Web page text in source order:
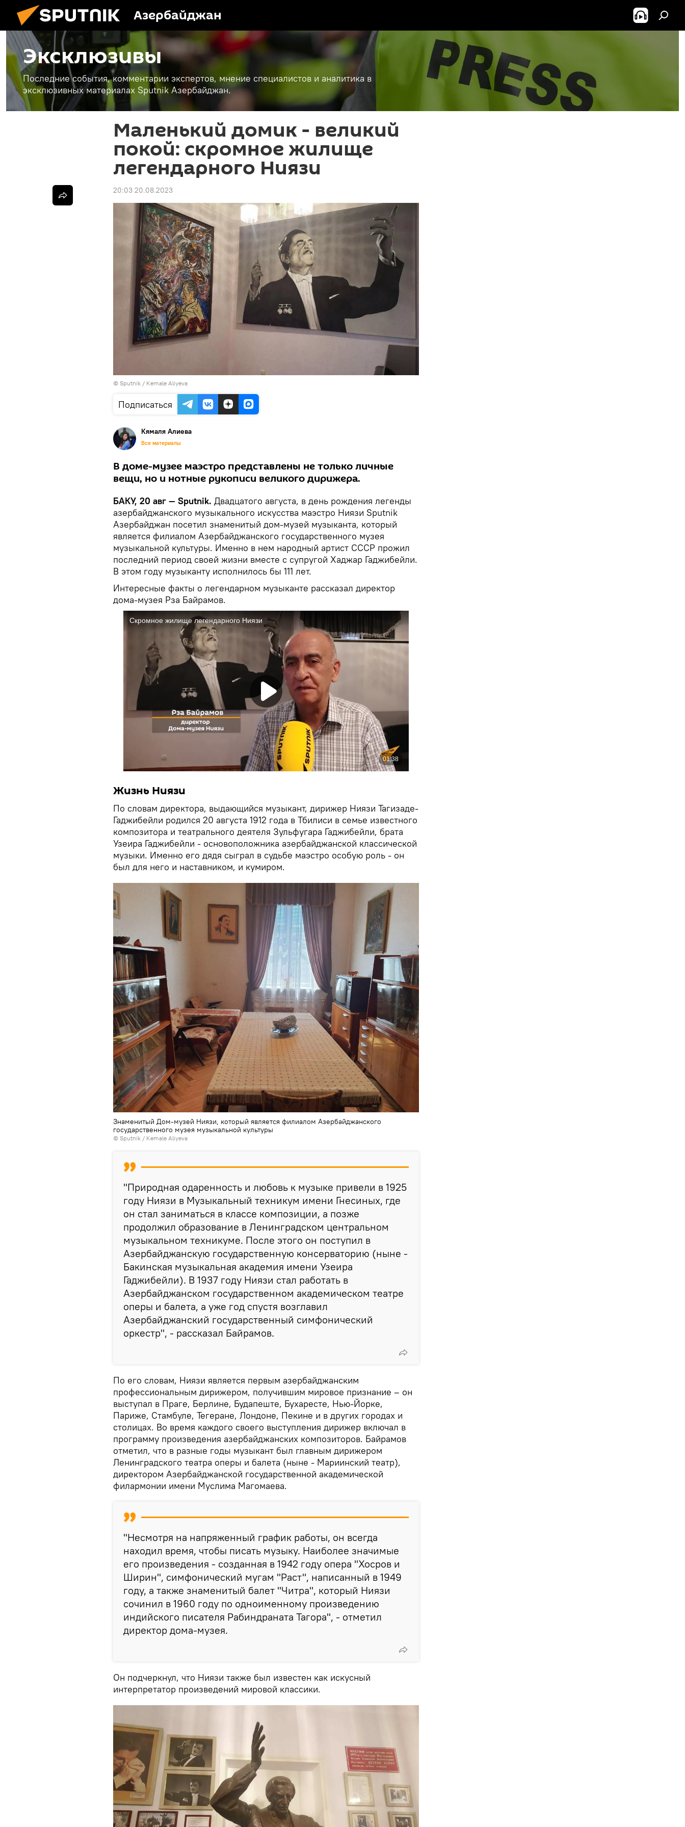
Азербайджан
Эксклюзивы
Последние события, комментарии экспертов, мнение специалистов и аналитика в
эксклюзивных материалах Sputnik Азербайджан.
Маленький домик - великий
покой: скромное жилище
легендарного Ниязи
20:03 20.08.2023
© Sputnik / Kemale Aliyeva
Подписаться
Кямаля Алиева
Все материалы
В доме-музее маэстро представлены не только личные
вещи, но и нотные рукописи великого дирижера.
БАКУ, 20 авг — Sputnik. Двадцатого августа, в день рождения легенды
азербайджанского музыкального искусства маэстро Ниязи Sputnik
Азербайджан посетил знаменитый дом-музей музыканта, который
является филиалом Азербайджанского государственного музея
музыкальной культуры. Именно в нем народный артист СССР прожил
последний период своей жизни вместе с супругой Хаджар Гаджибейли.
В этом году музыканту исполнилось бы 111 лет.
Интересные факты о легендарном музыканте рассказал директор
дома-музея Рза Байрамов.
Жизнь Ниязи
По словам директора, выдающийся музыкант, дирижер Ниязи Тагизаде-
Гаджибейли родился 20 августа 1912 года в Тбилиси в семье известного
композитора и театрального деятеля Зульфугара Гаджибейли, брата
Узеира Гаджибейли - основоположника азербайджанской классической
музыки. Именно его дядя сыграл в судьбе маэстро особую роль - он
был для него и наставником, и кумиром.
Знаменитый Дом-музей Ниязи, который является филиалом Азербайджанского
государственного музея музыкальной культуры
© Sputnik / Kemale Aliyeva
"Природная одаренность и любовь к музыке привели в 1925
году Ниязи в Музыкальный техникум имени Гнесиных, где
он стал заниматься в классе композиции, а позже
продолжил образование в Ленинградском центральном
музыкальном техникуме. После этого он поступил в
Азербайджанскую государственную консерваторию (ныне -
Бакинская музыкальная академия имени Узеира
Гаджибейли). В 1937 году Ниязи стал работать в
Азербайджанском государственном академическом театре
оперы и балета, а уже год спустя возглавил
Азербайджанский государственный симфонический
оркестр", - рассказал Байрамов.
По его словам, Ниязи является первым азербайджанским
профессиональным дирижером, получившим мировое признание – он
выступал в Праге, Берлине, Будапеште, Бухаресте, Нью-Йорке,
Париже, Стамбуле, Тегеране, Лондоне, Пекине и в других городах и
столицах. Во время каждого своего выступления дирижер включал в
программу произведения азербайджанских композиторов. Байрамов
отметил, что в разные годы музыкант был главным дирижером
Ленинградского театра оперы и балета (ныне - Мариинский театр),
директором Азербайджанской государственной академической
филармонии имени Муслима Магомаева.
"Несмотря на напряженный график работы, он всегда
находил время, чтобы писать музыку. Наиболее значимые
его произведения - созданная в 1942 году опера "Хосров и
Ширин", симфонический мугам "Раст", написанный в 1949
году, а также знаменитый балет "Читра", который Ниязи
сочинил в 1960 году по одноименному произведению
индийского писателя Рабиндраната Тагора", - отметил
директор дома-музея.
Он подчеркнул, что Ниязи также был известен как искусный
интерпретатор произведений мировой классики.